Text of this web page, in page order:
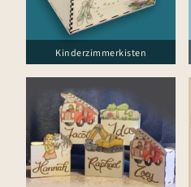
Kinderzimmerkisten